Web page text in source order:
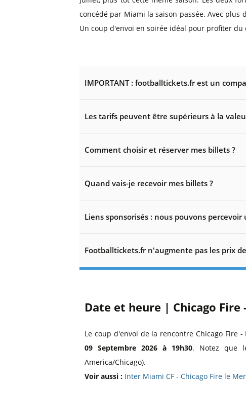
concédé par Miami la saison passée. Avec
Un coup d'envoi en soirée idéal pour profiter
IMPORTANT : footballtickets.fr est un
Les tarifs peuvent être supérieurs à la
Comment choisir et réserver mes billets ?
Quand vais-je recevoir mes billets ?
Liens sponsorisés : nous pouvons
Footballtickets.fr n'augmente pas les prix
Date et heure | Chicago Fire
Le coup d'envoi de la rencontre Chicago Fire
09 Septembre 2026 à 19h30. Notez que
America/Chicago).
Voir aussi : Inter Miami CF - Chicago Fire le